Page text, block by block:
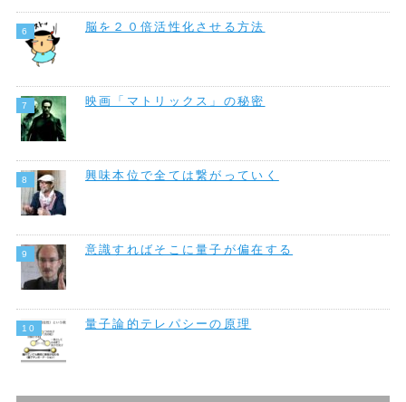
脳を２０倍活性化させる方法
映画「マトリックス」の秘密
興味本位で全ては繋がっていく
意識すればそこに量子が偏在する
量子論的テレパシーの原理